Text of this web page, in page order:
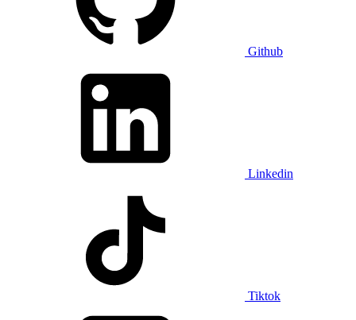
Github
Linkedin
Tiktok